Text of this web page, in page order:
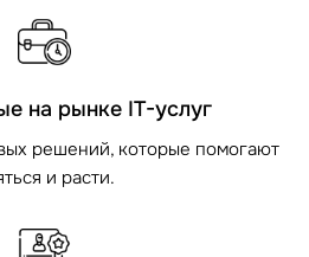
на рынке IT-услуг
решений, которые помогают
и расти.